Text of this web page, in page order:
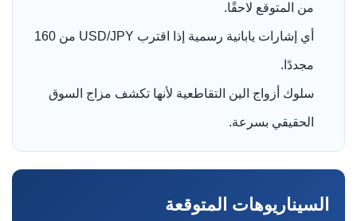
من المتوقع لاحقًا.
أي إشارات يابانية رسمية إذا اقترب USD/JPY من 160
مجددًا.
سلوك أزواج الين التقاطعية لأنها تكشف مزاج السوق
الحقيقي بسرعة.
السيناريوهات المتوقعة